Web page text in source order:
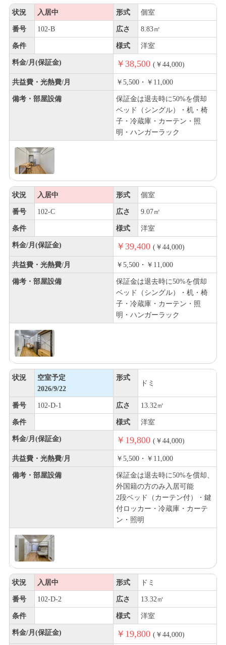
状況 入居中 形式 個室
番号 102-B 広さ 8.83㎡
条件 様式 洋室
料金/月(保証金) ￥38,500 (￥44,000)
共益費・光熱費/月 ￥5,500・￥11,000
備考・部屋設備
保証金は退去時に50%を償却
ベッド（シングル）・机・椅
子・冷蔵庫・カーテン・照
明・ハンガーラック
状況 入居中 形式 個室
番号 102-C 広さ 9.07㎡
条件 様式 洋室
料金/月(保証金) ￥39,400 (￥44,000)
共益費・光熱費/月 ￥5,500・￥11,000
備考・部屋設備
保証金は退去時に50%を償却
ベッド（シングル）・机・椅
子・冷蔵庫・カーテン・照
明・ハンガーラック
状況
空室予定
2026/9/22
形式
ドミ
番号 102-D-1 広さ 13.32㎡
条件 様式 洋室
料金/月(保証金) ￥19,800 (￥44,000)
共益費・光熱費/月 ￥5,500・￥11,000
備考・部屋設備
保証金は退去時に50%を償却、
外国籍の方のみ入居可能
2段ベッド（カーテン付）・鍵
付ロッカー・冷蔵庫・カーテ
ン・照明
状況 入居中 形式 ドミ
番号 102-D-2 広さ 13.32㎡
条件 様式 洋室
料金/月(保証金) ￥19,800 (￥44,000)